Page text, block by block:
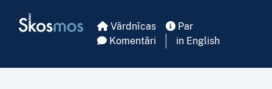
Skosmos Vārdnīcas
Par
Komentāri
in English